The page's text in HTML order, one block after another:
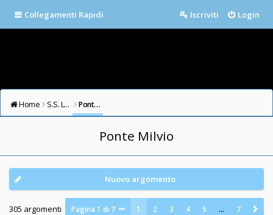
Collegamenti Rapidi Login
Iscriviti
Home S.S. LAZIO FORUM Ponte Milvio
Ponte Milvio
Nuovo argomento
305 argomenti Pagina1 di 7 1 2 3 4 5 … 7